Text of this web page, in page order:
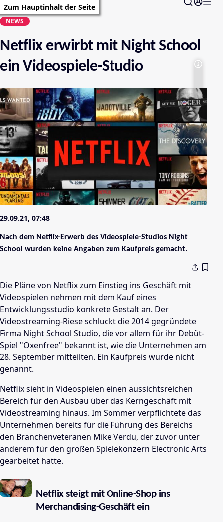
Zum Hauptinhalt der Seite
NEWS
Netflix erwirbt mit Night School
ein Videospiele-Studio
29.09.21, 07:48
Nach dem Netflix-Erwerb des Videospiele-Studios Night
School wurden keine Angaben zum Kaufpreis gemacht.
Die Pläne von Netflix zum Einstieg ins Geschäft mit
Videospielen nehmen mit dem Kauf eines
Entwicklungsstudio konkrete Gestalt an. Der
Videostreaming-Riese schluckt die 2014 gegründete
Firma Night School Studio, die vor allem für ihr Debüt-
Spiel "Oxenfree" bekannt ist, wie die Unternehmen am
28. September mitteilten. Ein Kaufpreis wurde nicht
genannt.
Netflix sieht in Videospielen einen aussichtsreichen
Bereich für den Ausbau über das Kerngeschäft mit
Videostreaming hinaus. Im Sommer verpflichtete das
Unternehmen bereits für die Führung des Bereichs
den Branchenveteranen Mike Verdu, der zuvor unter
anderem für den großen Spielekonzern Electronic Arts
gearbeitet hatte.
Netflix steigt mit Online-Shop ins
Merchandising-Geschäft ein